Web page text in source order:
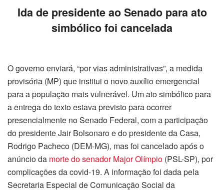
Ida de presidente ao Senado para ato
simbólico foi cancelada
O governo enviará, “por vias administrativas”, a medida
provisória (MP) que institui o novo auxílio emergencial
para a população mais vulnerável. Um ato simbólico para
a entrega do texto estava previsto para ocorrer
presencialmente no Senado Federal, com a participação
do presidente Jair Bolsonaro e do presidente da Casa,
Rodrigo Pacheco (DEM-MG), mas foi cancelado após o
anúncio da morte do senador Major Olímpio (PSL-SP), por
complicações da covid-19. A informação foi dada pela
Secretaria Especial de Comunicação Social da